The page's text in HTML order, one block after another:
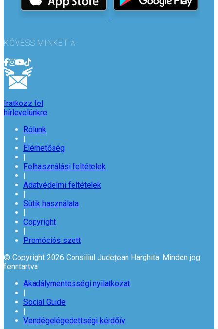
KÖVESS MINKET A
Iratkozz fel
hírlevelünkre
Rólunk
|
Elérhetőség
|
Felhasználási feltételek
|
Adatvédelmi feltételek
|
Sütik használata
|
Copyright
|
Promóciós szett
© Copyright 2026 Consiliul Județean Harghita. Minden jog
fenntartva
Akadálymentességi nyilatkozat
|
Social Guide
|
Vendégelégedettségi kérdőív